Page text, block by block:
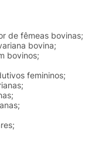
de fêmeas bovinas;
bovina;
bovinos;
femininos;
;
;
;
;